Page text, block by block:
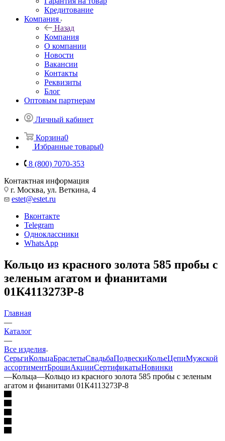
Кредитование
Компания
Назад
Компания
О компании
Новости
Вакансии
Контакты
Реквизиты
Блог
Оптовым партнерам
Личный кабинет
Корзина0
Избранные товары0
8 (800) 7070-353
Контактная информация
г. Москва, ул. Веткина, 4
estet@estet.ru
Вконтакте
Telegram
Одноклассники
WhatsApp
Кольцо из красного золота 585 пробы с
зеленым агатом и фианитами
01К4113273Р-8
Главная
—
Каталог
—
Все изделия
СерьгиКольцаБраслетыСвадьбаПодвескиКольеЦепиМужской
ассортиментБрошиАкцииСертификатыНовинки
—Кольца—Кольцо из красного золота 585 пробы с зеленым
агатом и фианитами 01К4113273Р-8